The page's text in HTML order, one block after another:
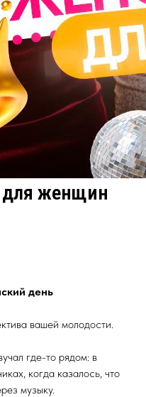
для женщин
день
вашей молодости.
где-то рядом: в
когда казалось, что
музыку.